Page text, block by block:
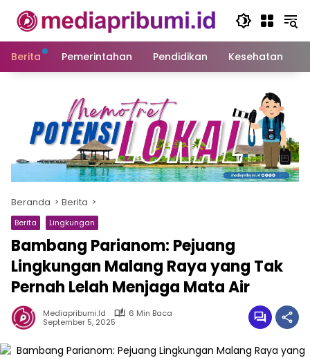
konten
Berita
Pemerintahan Pendidikan Kesehatan
Beranda Berita
Berita Lingkungan
Bambang Parianom: Pejuang
Lingkungan Malang Raya yang Tak
Pernah Lelah Menjaga Mata Air
Mediapribumi.id
6 Min Baca
September 5, 2025